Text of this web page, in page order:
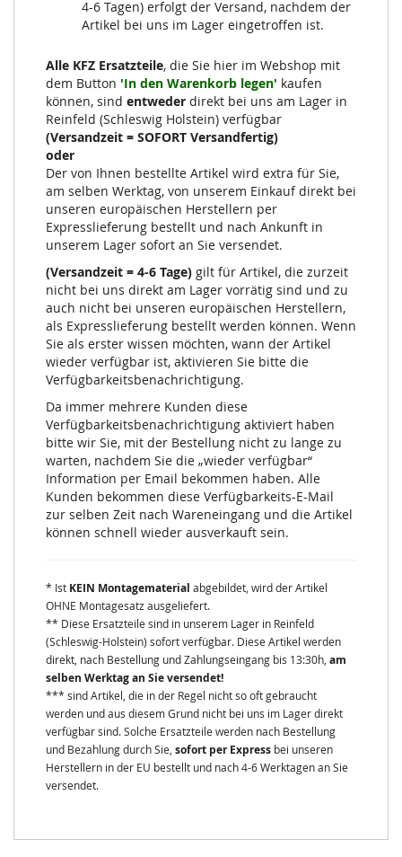
4-6 Tagen) erfolgt der Versand, nachdem der
Artikel bei uns im Lager eingetroffen ist.
Alle KFZ Ersatzteile, die Sie hier im Webshop mit
dem Button 'In den Warenkorb legen' kaufen
können, sind entweder direkt bei uns am Lager in
Reinfeld (Schleswig Holstein) verfügbar
(Versandzeit = SOFORT Versandfertig)
oder
Der von Ihnen bestellte Artikel wird extra für Sie,
am selben Werktag, von unserem Einkauf direkt bei
unseren europäischen Herstellern per
Expresslieferung bestellt und nach Ankunft in
unserem Lager sofort an Sie versendet.
(Versandzeit = 4-6 Tage) gilt für Artikel, die zurzeit
nicht bei uns direkt am Lager vorrätig sind und zu
auch nicht bei unseren europäischen Herstellern,
als Expresslieferung bestellt werden können. Wenn
Sie als erster wissen möchten, wann der Artikel
wieder verfügbar ist, aktivieren Sie bitte die
Verfügbarkeitsbenachrichtigung.
Da immer mehrere Kunden diese
Verfügbarkeitsbenachrichtigung aktiviert haben
bitte wir Sie, mit der Bestellung nicht zu lange zu
warten, nachdem Sie die „wieder verfügbar“
Information per Email bekommen haben. Alle
Kunden bekommen diese Verfügbarkeits-E-Mail
zur selben Zeit nach Wareneingang und die Artikel
können schnell wieder ausverkauft sein.
* Ist KEIN Montagematerial abgebildet, wird der Artikel
OHNE Montagesatz ausgeliefert.
** Diese Ersatzteile sind in unserem Lager in Reinfeld
(Schleswig-Holstein) sofort verfügbar. Diese Artikel werden
direkt, nach Bestellung und Zahlungseingang bis 13:30h, am
selben Werktag an Sie versendet!
*** sind Artikel, die in der Regel nicht so oft gebraucht
werden und aus diesem Grund nicht bei uns im Lager direkt
verfügbar sind. Solche Ersatzteile werden nach Bestellung
und Bezahlung durch Sie, sofort per Express bei unseren
Herstellern in der EU bestellt und nach 4-6 Werktagen an Sie
versendet.